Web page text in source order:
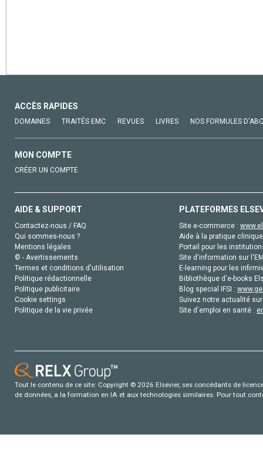
ACCÈS RAPIDES
DOMAINES TRAITÉS EMC REVUES LIVRES NOS FORMULES
MON COMPTE
CRÉER UN COMPTE
AIDE & SUPPORT
Contactez-nous / FAQ
Qui sommes-nous ?
Mentions légales
© - Avertissements
Termes et conditions d'utilisation
Politique rédactionnelle
Politique publicitaire
Cookie settings
Politique de la vie privée
PLATEFORMES
Site e-commerce :
Aide à la pratique
Portail pour les
Site d'information sur
E-learning pour les
Bibliothèque d'e-books
Blog special IFSI :
Suivez notre actualité
Site d'emploi en santé :
Tout le contenu de ce site: Copyright © 2026 Elsevier, ses concédants de
de données, a la formation en IA et aux technologies similaires. Pour tout